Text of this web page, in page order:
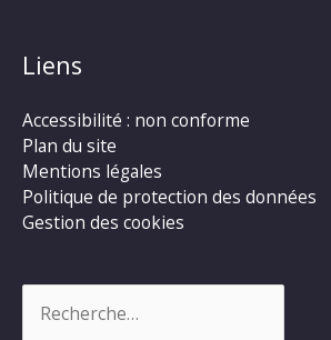
Liens
Accessibilité : non conforme
Plan du site
Mentions légales
Politique de protection des données
Gestion des cookies